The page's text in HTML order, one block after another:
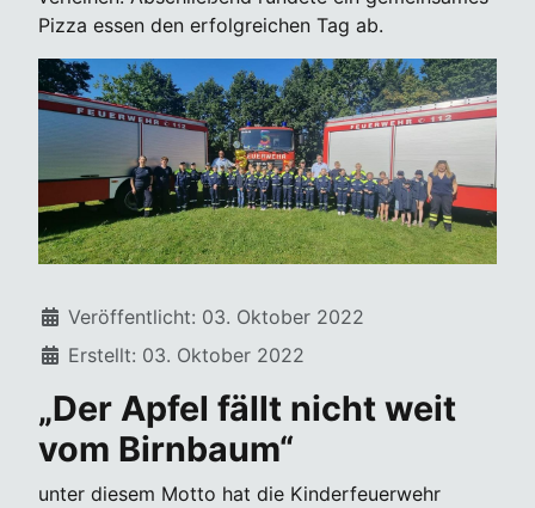
Pizza essen den erfolgreichen Tag ab.
Details
Veröffentlicht: 03. Oktober 2022
Erstellt: 03. Oktober 2022
„Der Apfel fällt nicht weit
vom Birnbaum“
unter diesem Motto hat die Kinderfeuerwehr